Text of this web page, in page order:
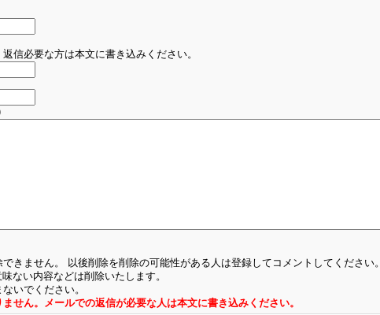
信必要な方は本文に書き込みください。
きません。 以後削除を削除の可能性がある人は登録してコメントしてください。
ない内容などは削除いたします。
いでください。
せん。メールでの返信が必要な人は本文に書き込みください。